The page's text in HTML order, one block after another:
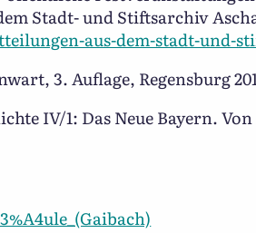
Stadt- und Stiftsarchiv
aus-dem-stadt-und-
3. Auflage, Regensburg
IV/1: Das Neue Bayern.